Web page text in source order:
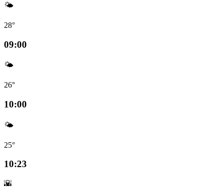
🌤️
28°
09:00
🌤️
26°
10:00
🌤️
25°
10:23
🌇